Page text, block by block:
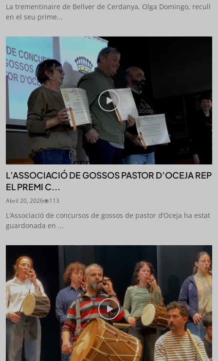
La trementinaire de Bellver de Cerdanya, Olga Domingo, recull
en el seu prime...
L’ASSOCIACIÓ DE GOSSOS PASTOR D’OCEJA REP
EL PREMI C...
Abril 20, 2026 113
L’Associació de concursos de gossos de pastor d’Oceja ha estat
guardonada en ...